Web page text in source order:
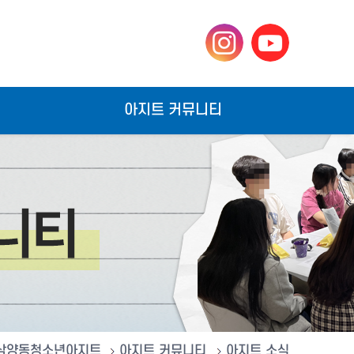
아지트 커뮤니티
양동청소년아지트 아지트 커뮤니티 아지트 소식